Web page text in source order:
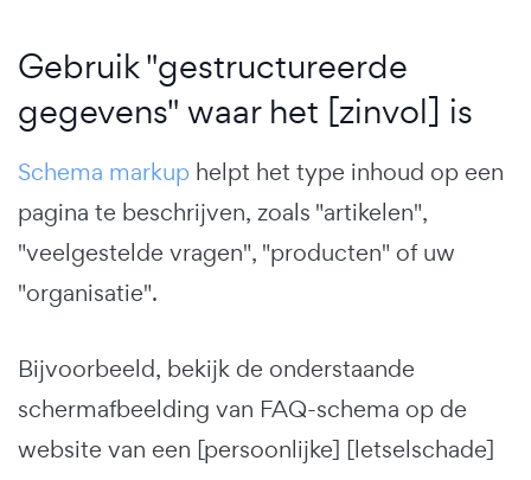
Gebruik "gestructureerde
gegevens" waar het [zinvol] is
Schema markup helpt het type inhoud op een
pagina te beschrijven, zoals "artikelen",
"veelgestelde vragen", "producten" of uw
"organisatie".
Bijvoorbeeld, bekijk de onderstaande
schermafbeelding van FAQ-schema op de
website van een [persoonlijke] [letselschade]